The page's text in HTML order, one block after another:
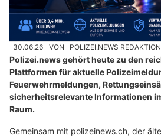
30.06.26 VON POLIZEI.NEWS REDAKTION
Polizei.news gehört heute zu den
Plattformen für aktuelle
Feuerwehrmeldungen,
sicherheitsrelevante Informationen
Raum.
Gemeinsam mit polizeinews.ch, der